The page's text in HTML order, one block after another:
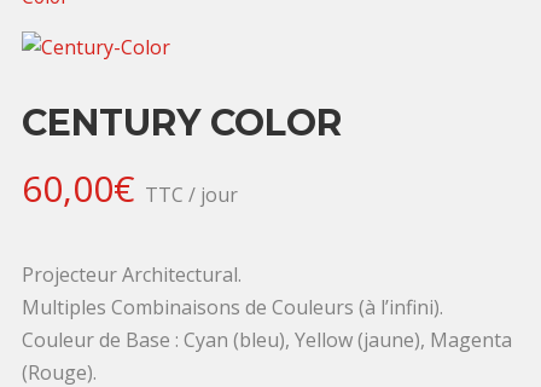
CENTURY COLOR
60,00€ TTC / jour
Projecteur Architectural.
Multiples Combinaisons de Couleurs (à l’infini).
Couleur de Base : Cyan (bleu), Yellow (jaune), Magenta
(Rouge).